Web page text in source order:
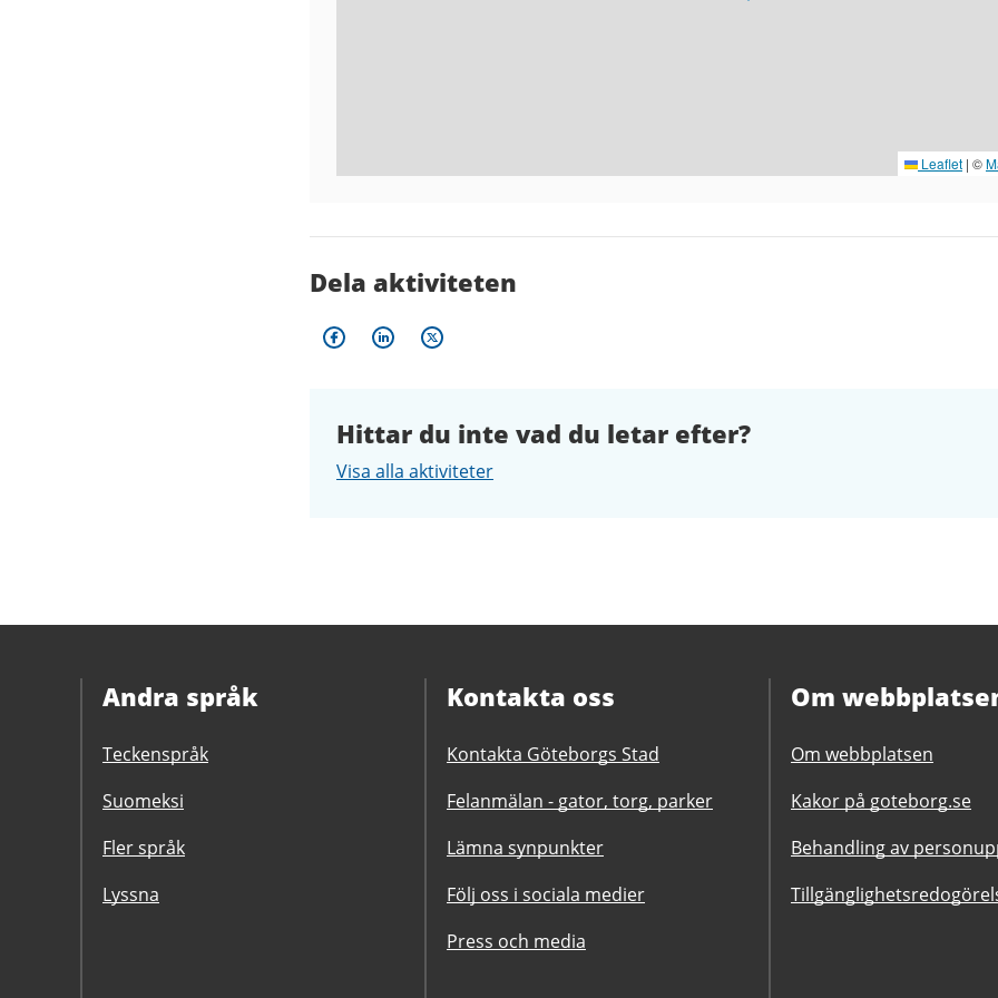
Leaflet | ©
Dela aktiviteten
Hittar du inte vad du letar efter?
Visa alla aktiviteter
Andra språk
Teckenspråk
Suomeksi
Fler språk
Lyssna
Kontakta oss
Kontakta Göteborgs Stad
Felanmälan - gator, torg, parker
Lämna synpunkter
Följ oss i sociala medier
Press och media
Om
Om webbplatsen
Kakor på goteborg.se
Behandling av